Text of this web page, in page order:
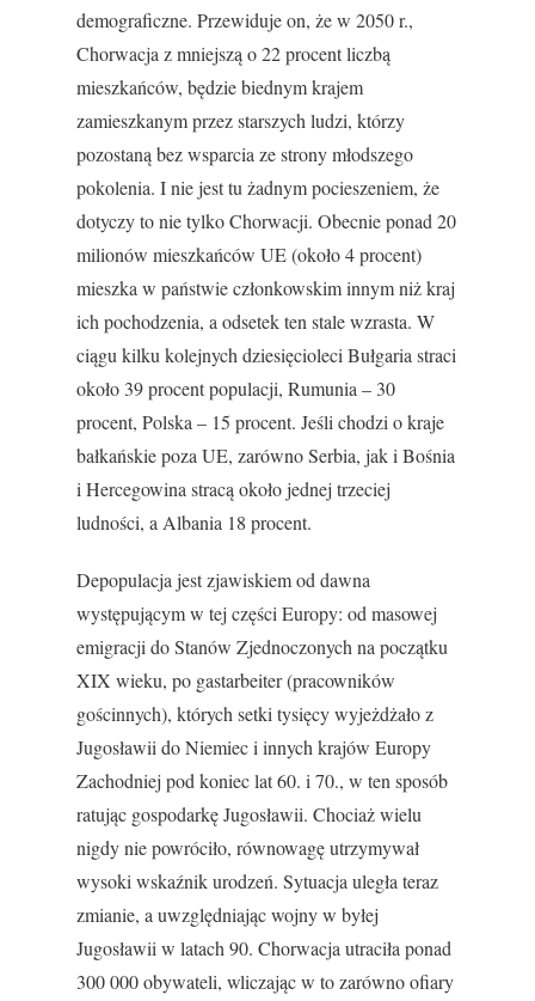
demograficzne. Przewiduje on, że w 2050 r.,
Chorwacja z mniejszą o 22 procent liczbą
mieszkańców, będzie biednym krajem
zamieszkanym przez starszych ludzi, którzy
pozostaną bez wsparcia ze strony młodszego
pokolenia. I nie jest tu żadnym pocieszeniem, że
dotyczy to nie tylko Chorwacji. Obecnie ponad 20
milionów mieszkańców UE (około 4 procent)
mieszka w państwie członkowskim innym niż kraj
ich pochodzenia, a odsetek ten stale wzrasta. W
ciągu kilku kolejnych dziesięcioleci Bułgaria straci
około 39 procent populacji, Rumunia – 30
procent, Polska – 15 procent. Jeśli chodzi o kraje
bałkańskie poza UE, zarówno Serbia, jak i Bośnia
i Hercegowina stracą około jednej trzeciej
ludności, a Albania 18 procent.
Depopulacja jest zjawiskiem od dawna
występującym w tej części Europy: od masowej
emigracji do Stanów Zjednoczonych na początku
XIX wieku, po gastarbeiter (pracowników
gościnnych), których setki tysięcy wyjeżdżało z
Jugosławii do Niemiec i innych krajów Europy
Zachodniej pod koniec lat 60. i 70., w ten sposób
ratując gospodarkę Jugosławii. Chociaż wielu
nigdy nie powróciło, równowagę utrzymywał
wysoki wskaźnik urodzeń. Sytuacja uległa teraz
zmianie, a uwzględniając wojny w byłej
Jugosławii w latach 90. Chorwacja utraciła ponad
300 000 obywateli, wliczając w to zarówno ofiary